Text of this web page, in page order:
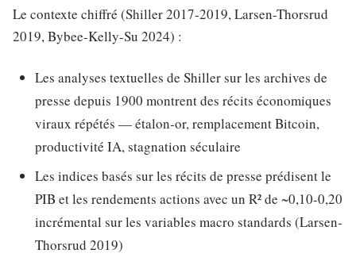
Le contexte chiffré (Shiller 2017-2019, Larsen-Thorsrud
2019, Bybee-Kelly-Su 2024) :
Les analyses textuelles de Shiller sur les archives de
presse depuis 1900 montrent des récits économiques
viraux répétés — étalon-or, remplacement Bitcoin,
productivité IA, stagnation séculaire
Les indices basés sur les récits de presse prédisent le
PIB et les rendements actions avec un R² de ~0,10-0,20
incrémental sur les variables macro standards (Larsen-
Thorsrud 2019)